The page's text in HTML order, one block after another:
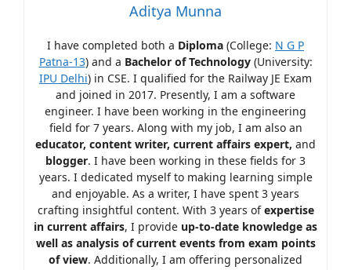
Aditya Munna
I have completed both a Diploma (College: N G P
Patna-13) and a Bachelor of Technology(University:
IPU Delhi) in CSE. I qualified for the Railway JE Exam
and joined in 2017. Presently, I am a software
engineer. I have been working in the engineering
field for 7 years. Along with my job, I am also an
educator, content writer, current affairs expert, and
blogger. I have been working in these fields for 3
years. I dedicated myself to making learning simple
and enjoyable. As a writer, I have spent 3 years
crafting insightful content. With 3 years ofexpertise
in current affairs, I provide up-to-date knowledge as
well as analysis of current events from exam points
of view. Additionally, I am offering personalized